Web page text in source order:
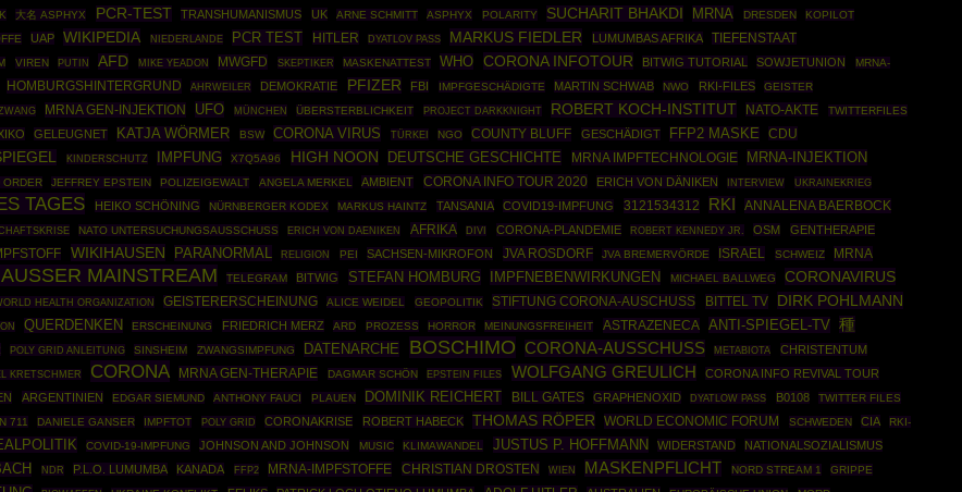
大名 ASPHYX PCR-TEST TRANSHUMANISMUS UK ARNE SCHMITT ASPHYX POLARITY SUCHARIT BHAKDI MRNA DRESDEN
KOPILOT
UAP WIKIPEDIA NIEDERLANDE PCR TEST HITLER DYATLOV PASS MARKUS FIEDLER LUMUMBAS AFRIKA TIEFENSTAAT
VIREN PUTIN AFD MIKE YEADON MWGFD SKEPTIKER MASKENATTEST WHO CORONA INFOTOUR BITWIG TUTORIAL SOWJETUNION
MRNA-
HOMBURGSHINTERGRUND AHRWEILER DEMOKRATIE PFIZER FBI IMPFGESCHÄDIGTE MARTIN SCHWAB NWO RKI-FILES GEISTER
MRNA GEN-INJEKTION UFO MÜNCHEN ÜBERSTERBLICHKEIT PROJECT DARKKNIGHT ROBERT KOCH-INSTITUT NATO-AKTE TWITTERFILES
GELEUGNET KATJA WÖRMER BSW CORONA VIRUS TÜRKEI NGO COUNTY BLUFF GESCHÄDIGT FFP2 MASKE CDU
KINDERSCHUTZ IMPFUNG X7Q5A96 HIGH NOON DEUTSCHE GESCHICHTE MRNA IMPFTECHNOLOGIE
MRNA-INJEKTION
ORDER JEFFREY EPSTEIN POLIZEIGEWALT ANGELA MERKEL AMBIENT CORONA INFO TOUR 2020 ERICH VON DÄNIKEN INTERVIEW UKRAINEKRIEG
TAGES HEIKO SCHÖNING NÜRNBERGER KODEX MARKUS HAINTZ TANSANIA COVID19-IMPFUNG 3121534312 RKI
ANNALENA BAERBOCK
NATO UNTERSUCHUNGSAUSSCHUSS ERICH VON DAENIKEN AFRIKA DIVI CORONA-PLANDEMIE ROBERT KENNEDY JR. OSM GENTHERAPIE
WIKIHAUSEN PARANORMAL RELIGION PEI SACHSEN-MIKROFON JVA ROSDORF JVA BREMERVÖRDE ISRAEL SCHWEIZ
MRNA
MAINSTREAM TELEGRAM BITWIG STEFAN HOMBURG IMPFNEBENWIRKUNGEN MICHAEL BALLWEG CORONAVIRUS
HEALTH ORGANIZATION GEISTERERSCHEINUNG ALICE WEIDEL GEOPOLITIK STIFTUNG CORONA-AUSCHUSS BITTEL TV DIRK POHLMANN
QUERDENKEN ERSCHEINUNG FRIEDRICH MERZ ARD PROZESS HORROR MEINUNGSFREIHEIT ASTRAZENECA ANTI-SPIEGEL-TV 種
POLY GRID ANLEITUNG SINSHEIM ZWANGSIMPFUNG DATENARCHE BOSCHIMO CORONA-AUSSCHUSS METABIOTA CHRISTENTUM
KRETSCHMER CORONA MRNA GEN-THERAPIE DAGMAR SCHÖN EPSTEIN FILES WOLFGANG GREULICH CORONA INFO REVIVAL TOUR
ARGENTINIEN EDGAR SIEMUND ANTHONY FAUCI PLAUEN DOMINIK REICHERT BILL GATES GRAPHENOXID DYATLOW PASS B0108
TWITTER FILES
711 DANIELE GANSER IMPFTOT POLY GRID CORONAKRISE ROBERT HABECK THOMAS RÖPER WORLD ECONOMIC FORUM SCHWEDEN CIA
RKI-
COVID-19-IMPFUNG JOHNSON AND JOHNSON MUSIC KLIMAWANDEL JUSTUS P. HOFFMANN WIDERSTAND NATIONALSOZIALISMUS
NDR P.L.O. LUMUMBA KANADA FFP2 MRNA-IMPFSTOFFE CHRISTIAN DROSTEN WIEN MASKENPFLICHT NORD STREAM 1
GRIPPE